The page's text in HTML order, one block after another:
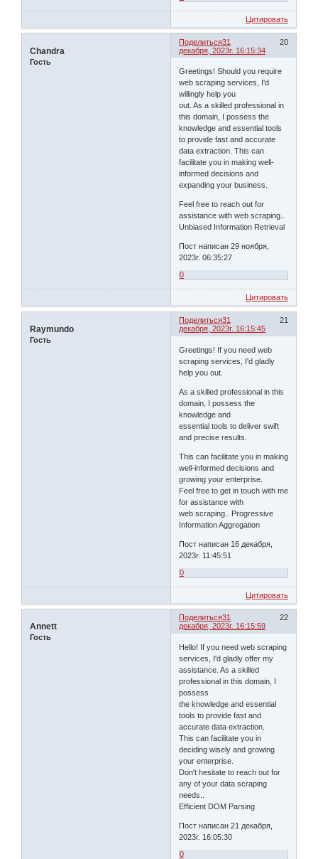
Цитировать
Поделиться 20
31
декабря, 2023г. 16:15:34
Chandra
Гость
Greetings! Should you require
web scraping services, I'd
willingly help you
out. As a skilled professional in
this domain, I possess the
knowledge and essential tools
to provide fast and accurate
data extraction. This can
facilitate you in making well-
informed decisions and
expanding your business.
Feel free to reach out for
assistance with web scraping..
Unbiased Information Retrieval
Пост написан 29 ноября,
2023г. 06:35:27
0
Цитировать
Поделиться 21
31
декабря, 2023г. 16:15:45
Raymundo
Гость
Greetings! If you need web
scraping services, I'd gladly
help you out.
As a skilled professional in this
domain, I possess the
knowledge and
essential tools to deliver swift
and precise results.
This can facilitate you in making
well-informed decisions and
growing your enterprise.
Feel free to get in touch with me
for assistance with
web scraping.. Progressive
Information Aggregation
Пост написан 16 декабря,
2023г. 11:45:51
0
Цитировать
Поделиться 22
31
декабря, 2023г. 16:15:59
Annett
Гость
Hello! If you need web scraping
services, I'd gladly offer my
assistance. As a skilled
professional in this domain, I
possess
the knowledge and essential
tools to provide fast and
accurate data extraction.
This can facilitate you in
deciding wisely and growing
your enterprise.
Don't hesitate to reach out for
any of your data scraping
needs..
Efficient DOM Parsing
Пост написан 21 декабря,
2023г. 16:05:30
0